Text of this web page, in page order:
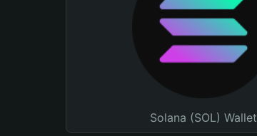
Solana (SOL) Wallet